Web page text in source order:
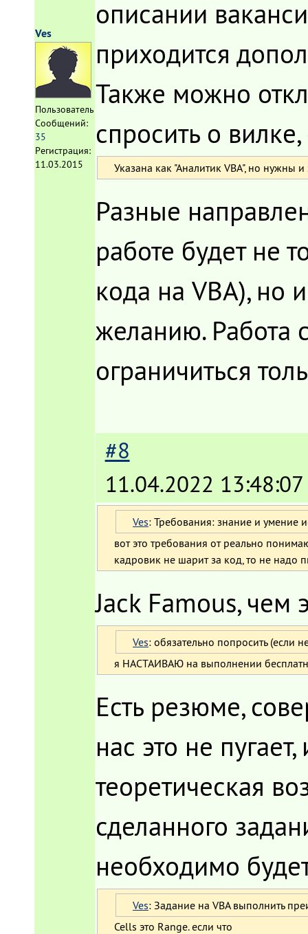
Ves
Пользователь
Сообщений:
35
Регистрация:
11.03.2015
описании
приходится
Также можно
спросить о
Указана как "Аналитик VBA", но нужны
Разные
работе будет не
кода на VBA), но
желанию. Работа
ограничиться
#8
11.04.2022 13:48:07
Ves: Требования: знание и умение
вот это требования от реально
кадровик не шарит за код, то не надо
Jack Famous, чем
Ves: обязательно попросить (если
я НАСТАИВАЮ на выполнении
Есть резюме,
нас это не
теоретическая
сделанного
необходимо
Ves: Задание на VBA выполнить
Cells это Range. если что